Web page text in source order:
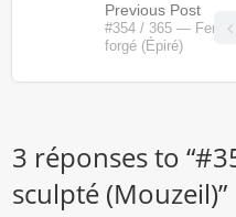
Previous Post
#354 / 365 — Fer
forgé (Épiré)
3 réponses to “
sculpté (Mouzeil)”